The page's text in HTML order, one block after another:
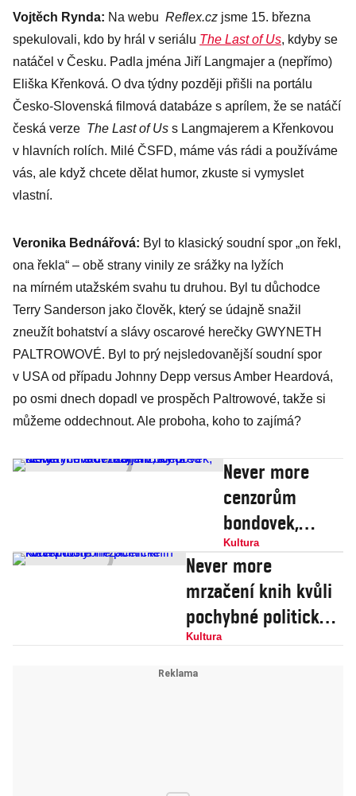
Vojtěch Rynda: Na webu Reflex.cz jsme 15. března
spekulovali, kdo by hrál v seriálu The Last of Us, kdyby se
natáčel v Česku. Padla jména Jiří Langmajer a (nepřímo)
Eliška Křenková. O dva týdny později přišli na portálu
Česko-Slovenská filmová databáze s aprílem, že se natáčí
česká verze The Last of Us s Langmajerem a Křenkovou
v hlavních rolích. Milé ČSFD, máme vás rádi a používáme
vás, ale když chcete dělat humor, zkuste si vymyslet
vlastní.
Veronika Bednářová: Byl to klasický soudní spor „on řekl,
ona řekla“ – obě strany vinily ze srážky na lyžích
na mírném utažském svahu tu druhou. Byl tu důchodce
Terry Sanderson jako člověk, který se údajně snažil
zneužít bohatství a slávy oscarové herečky GWYNETH
PALTROWOVÉ. Byl to prý nejsledovanější soudní spor
v USA od případu Johnny Depp versus Amber Heardová,
po osmi dnech dopadl ve prospěch Paltrowové, takže si
můžeme oddechnout. Ale proboha, koho to zajímá?
Never more
cenzorům
bondovek,
kterým nevadí
zabíjení, ale z
některých slov
mají mžitky
před očima
Kultura
Never more
mrzačení knih kvůli
pochybné politické
korektnosti
Kultura